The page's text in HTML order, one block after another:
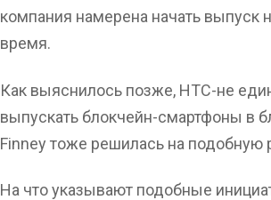
компания намерена начать
время.
Как выяснилось позже, HTC-не
выпускать блокчейн-смартфоны
Finney тоже решилась на подобную
На что указывают подобные